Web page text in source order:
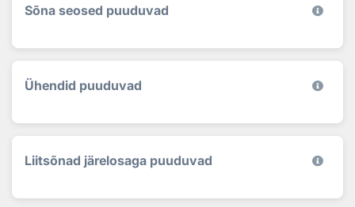
Sõna seosed puuduvad
Ühendid puuduvad
Liitsõnad järelosaga puuduvad